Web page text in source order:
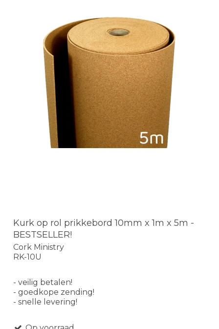
Kurk op rol prikkebord 10mm x 1m x 5m -
BESTSELLER!
Cork Ministry
RK-10U
- veilig betalen!
- goedkope zending!
- snelle levering!